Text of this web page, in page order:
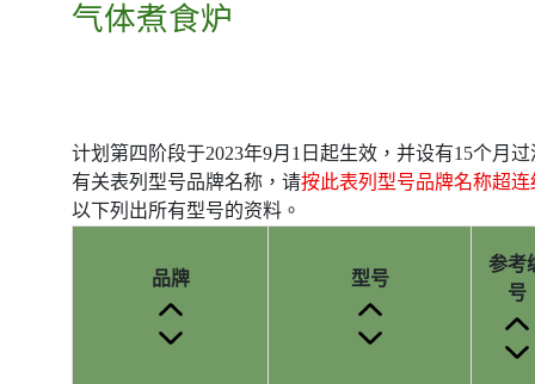
气体煮食炉
计划第四阶段于2023年9月1日起生效，并设有15个月
有关表列型号品牌名称，请按此表列型号品牌名称超连
以下列出所有型号的资料。
品牌 型号
参考
号